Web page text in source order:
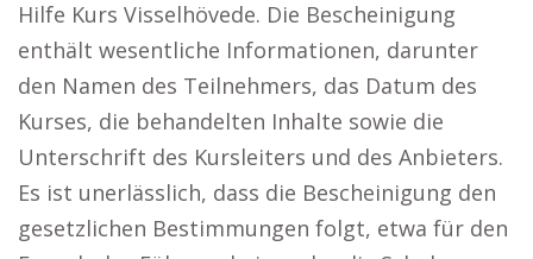
Hilfe Kurs Visselhövede. Die Bescheinigung
enthält wesentliche Informationen, darunter
den Namen des Teilnehmers, das Datum des
Kurses, die behandelten Inhalte sowie die
Unterschrift des Kursleiters und des Anbieters.
Es ist unerlässlich, dass die Bescheinigung den
gesetzlichen Bestimmungen folgt, etwa für den